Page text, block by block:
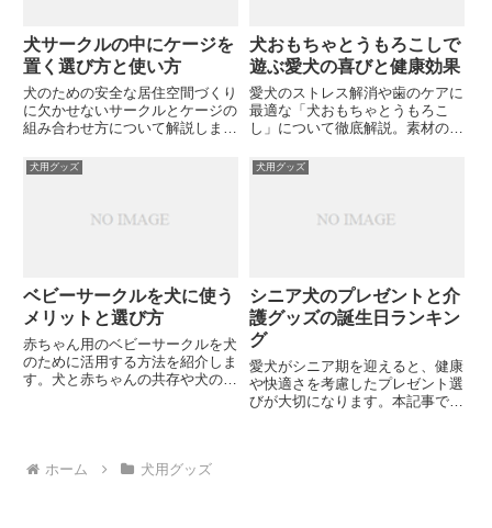
犬サークルの中にケージを
置く選び方と使い方
犬のための安全な居住空間づくり
に欠かせないサークルとケージの
組み合わせ方について解説しま
アウト方法、愛犬が快適に過ごせ
犬おもちゃとうもろこしで
遊ぶ愛犬の喜びと健康効果
愛犬のストレス解消や歯のケアに
最適な「犬おもちゃとうもろこ
し」について徹底解説。素材の安
しく紹介しています。あなたの愛
犬用グッズ
ベビーサークルを犬に使う
メリットと選び方
赤ちゃん用のベビーサークルを犬
のために活用する方法を紹介しま
す。犬と赤ちゃんの共存や犬の安
に迷っていませんか？
犬用グッズ
シニア犬のプレゼントと介
護グッズの誕生日ランキン
グ
愛犬がシニア期を迎えると、健康
や快適さを考慮したプレゼント選
びが大切になります。本記事で
ホーム 犬用グッズ